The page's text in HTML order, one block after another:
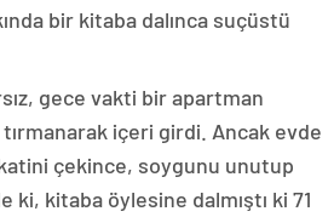
bir kitaba dalınca suçüstü
gece vakti bir apartman
içeri girdi. Ancak evde
çekince, soygunu unutup
ki, kitaba öylesine dalmıştı ki 71